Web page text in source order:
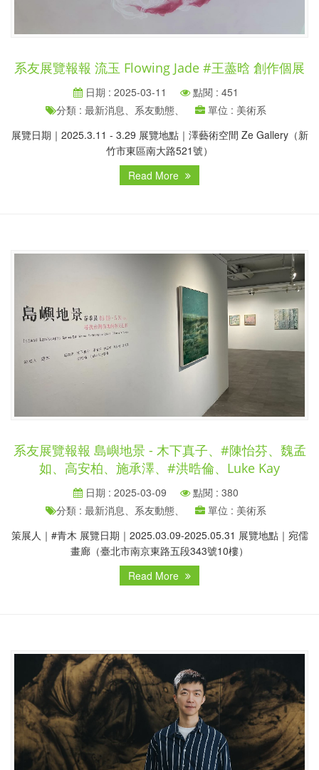
系友展覽報報 流玉 Flowing Jade #王藎晗 創作個展
日期 : 2025-03-11
點閱 : 451
分類 : 最新消息、系友動態、
單位 : 美術系
展覽日期｜2025.3.11 - 3.29 展覽地點｜澤藝術空間 Ze Gallery（新
竹市東區南大路521號）
Read More
系友展覽報報 島嶼地景 - 木下真子、#陳怡芬、魏孟
如、高安柏、施承澤、#洪晧倫、Luke Kay
日期 : 2025-03-09
點閱 : 380
分類 : 最新消息、系友動態、
單位 : 美術系
策展人｜#青木 展覽日期｜2025.03.09-2025.05.31 展覽地點｜宛儒
畫廊（臺北市南京東路五段343號10樓）
Read More